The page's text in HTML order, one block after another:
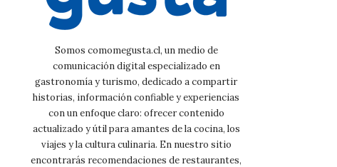
Somos comomegusta.cl, un medio de
comunicación digital especializado en
gastronomía y turismo, dedicado a compartir
historias, información confiable y experiencias
con un enfoque claro: ofrecer contenido
actualizado y útil para amantes de la cocina, los
viajes y la cultura culinaria. En nuestro sitio
encontrarás recomendaciones de restaurantes,